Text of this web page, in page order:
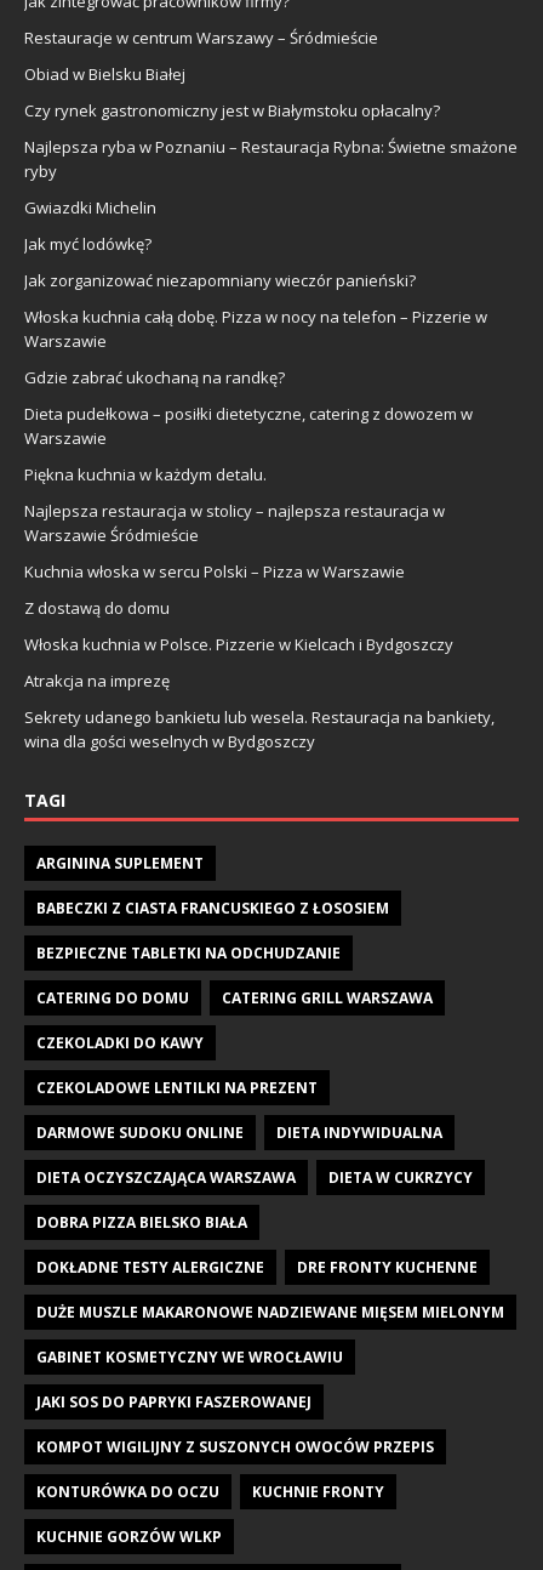
Restauracje w centrum Warszawy – Śródmieście
Obiad w Bielsku Białej
Czy rynek gastronomiczny jest w Białymstoku opłacalny?
Najlepsza ryba w Poznaniu – Restauracja Rybna: Świetne smażone
ryby
Gwiazdki Michelin
Jak myć lodówkę?
Jak zorganizować niezapomniany wieczór panieński?
Włoska kuchnia całą dobę. Pizza w nocy na telefon – Pizzerie w
Warszawie
Gdzie zabrać ukochaną na randkę?
Dieta pudełkowa – posiłki dietetyczne, catering z dowozem w
Warszawie
Piękna kuchnia w każdym detalu.
Najlepsza restauracja w stolicy – najlepsza restauracja w
Warszawie Śródmieście
Kuchnia włoska w sercu Polski – Pizza w Warszawie
Z dostawą do domu
Włoska kuchnia w Polsce. Pizzerie w Kielcach i Bydgoszczy
Atrakcja na imprezę
Sekrety udanego bankietu lub wesela. Restauracja na bankiety,
wina dla gości weselnych w Bydgoszczy
TAGI
ARGININA SUPLEMENT
BABECZKI Z CIASTA FRANCUSKIEGO Z ŁOSOSIEM
BEZPIECZNE TABLETKI NA ODCHUDZANIE
CATERING DO DOMU CATERING GRILL WARSZAWA
CZEKOLADKI DO KAWY
CZEKOLADOWE LENTILKI NA PREZENT
DARMOWE SUDOKU ONLINE DIETA INDYWIDUALNA
DIETA OCZYSZCZAJĄCA WARSZAWA DIETA W CUKRZYCY
DOBRA PIZZA BIELSKO BIAŁA
DOKŁADNE TESTY ALERGICZNE DRE FRONTY KUCHENNE
DUŻE MUSZLE MAKARONOWE NADZIEWANE MIĘSEM MIELONYM
GABINET KOSMETYCZNY WE WROCŁAWIU
JAKI SOS DO PAPRYKI FASZEROWANEJ
KOMPOT WIGILIJNY Z SUSZONYCH OWOCÓW PRZEPIS
KONTURÓWKA DO OCZU KUCHNIE FRONTY
KUCHNIE GORZÓW WLKP